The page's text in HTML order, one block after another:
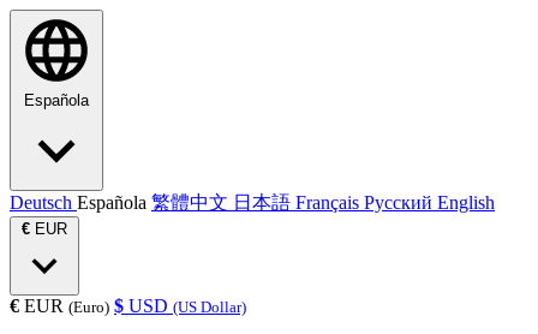
Española
Deutsch Española 繁體中文 日本語 Français Русский English
€ EUR
€ EUR (Euro) $ USD (US Dollar)